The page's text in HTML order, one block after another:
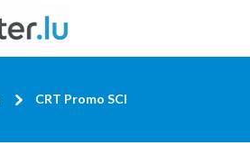
CRT Promo SCI